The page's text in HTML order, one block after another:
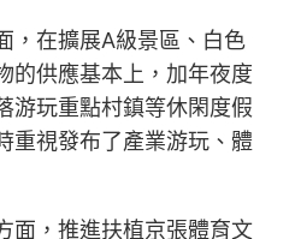
，在擴展A級景區、白色
的供應基本上，加年夜度
游玩重點村鎮等休閑度假
重視發布了產業游玩、體
面，推進扶植京張體育文